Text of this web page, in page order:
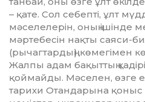
– қате. Сол себепті, ұлт
мәселелерін, оның ішінде
мәртебесін нақ­ты саяси-
(рычагтардың) көмегімен
Жалпы адам бақыттың
қоймайды. Мәселен, өз­ге
тарихи Отандарына қоныс